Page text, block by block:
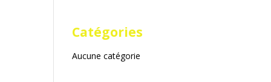
Catégories
Aucune catégorie